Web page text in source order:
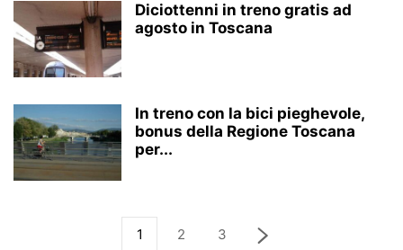
Diciottenni in treno gratis ad
agosto in Toscana
In treno con la bici pieghevole,
bonus della Regione Toscana
per...
1 2 3